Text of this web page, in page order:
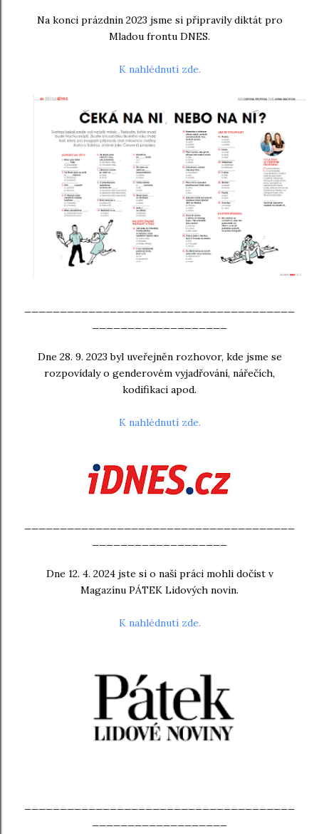
Na konci prázdnin 2023 jsme si připravily diktát pro
Mladou frontu DNES.
K nahlédnutí zde.
Dne 28. 9. 2023 byl uveřejněn rozhovor, kde jsme se
rozpovídaly o genderovém vyjadřování, nářečích,
kodifikaci apod.
K nahlédnutí zde.
Dne 12. 4. 2024 jste si o naší práci mohli dočíst v
Magazínu PÁTEK Lidových novin.
K nahlédnutí zde.